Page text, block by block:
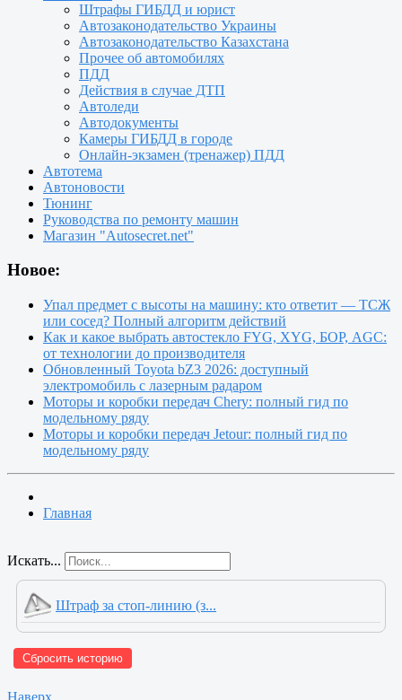
Штрафы ГИБДД и юрист
Автозаконодательство Украины
Автозаконодательство Казахстана
Прочее об автомобилях
ПДД
Действия в случае ДТП
Автоледи
Автодокументы
Камеры ГИБДД в городе
Онлайн-экзамен (тренажер) ПДД
Автотема
Автоновости
Тюнинг
Руководства по ремонту машин
Магазин "Autosecret.net"
Новое:
Упал предмет с высоты на машину: кто ответит — ТСЖ
или сосед? Полный алгоритм действий
Как и какое выбрать автостекло FYG, XYG, БОР, AGC:
от технологии до производителя
Обновленный Toyota bZ3 2026: доступный
электромобиль с лазерным радаром
Моторы и коробки передач Chery: полный гид по
модельному ряду
Моторы и коробки передач Jetour: полный гид по
модельному ряду
Главная
Искать...
Штраф за стоп-линию (з...
Сбросить историю
Наверх